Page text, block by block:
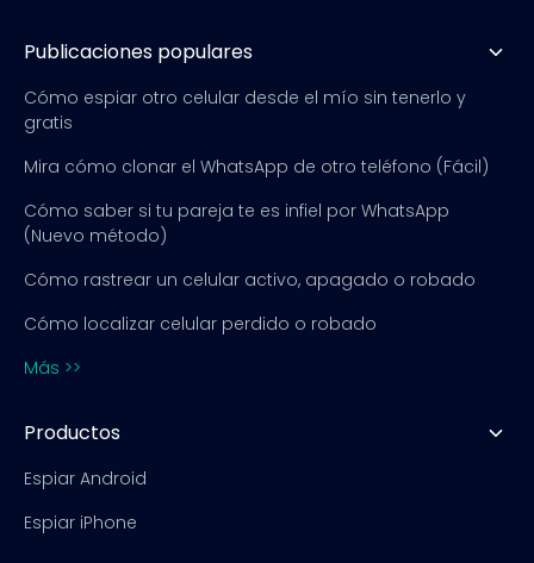
Publicaciones populares
Cómo espiar otro celular desde el mío sin tenerlo y
gratis
Mira cómo clonar el WhatsApp de otro teléfono (Fácil)
Cómo saber si tu pareja te es infiel por WhatsApp
(Nuevo método)
Cómo rastrear un celular activo, apagado o robado
Cómo localizar celular perdido o robado
Más >>
Productos
Espiar Android
Espiar iPhone